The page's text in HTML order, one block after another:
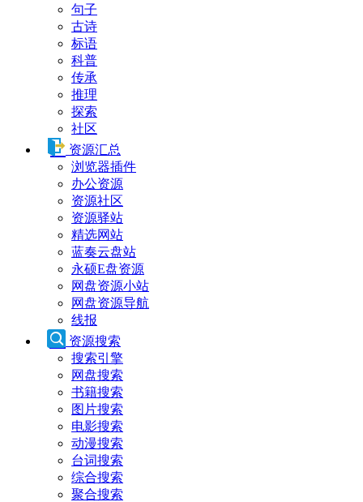
句子
古诗
标语
科普
传承
推理
探索
社区
资源汇总
浏览器插件
办公资源
资源社区
资源驿站
精选网站
蓝奏云盘站
永硕E盘资源
网盘资源小站
网盘资源导航
线报
资源搜索
搜索引擎
网盘搜索
书籍搜索
图片搜索
电影搜索
动漫搜索
台词搜索
综合搜索
聚合搜索